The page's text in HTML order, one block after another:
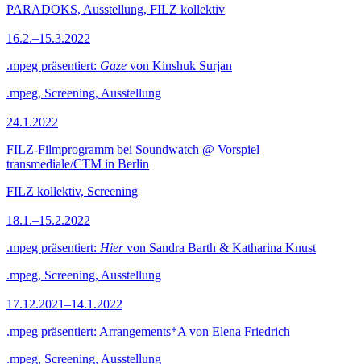
PARADOKS, Ausstellung, FILZ kollektiv
16.2.–15.3.2022
.mpeg präsentiert: Gaze von Kinshuk Surjan
.mpeg, Screening, Ausstellung
24.1.2022
FILZ-Filmprogramm bei Soundwatch @ Vorspiel
transmediale/CTM in Berlin
FILZ kollektiv, Screening
18.1.–15.2.2022
.mpeg präsentiert: Hiervon Sandra Barth & Katharina Knust
.mpeg, Screening, Ausstellung
17.12.2021–14.1.2022
.mpeg präsentiert: Arrangements*A von Elena Friedrich
.mpeg, Screening, Ausstellung